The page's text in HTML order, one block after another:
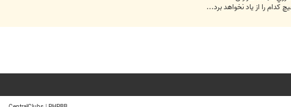
کدام را از ياد نخواهد برد...